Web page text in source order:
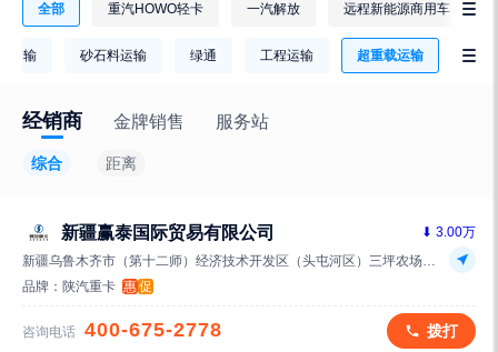
全部 重汽HOWO轻卡 一汽解放 远程新能源商用车 
运输 砂石料运输 绿通 工程运输 超重载运输 
经销商 金牌销售 服务站
综合 距离
新疆赢泰国际贸易有限公司
⬇ 3.00万
新疆乌鲁木齐市（第十二师）经济技术开发区（头屯河区）三坪农场头屯河公路2345号汽车商务中心1号楼056室中国（新疆）自由贸易试验区
品牌： 陕汽重卡 惠促
咨询电话 400-675-2778 拨打